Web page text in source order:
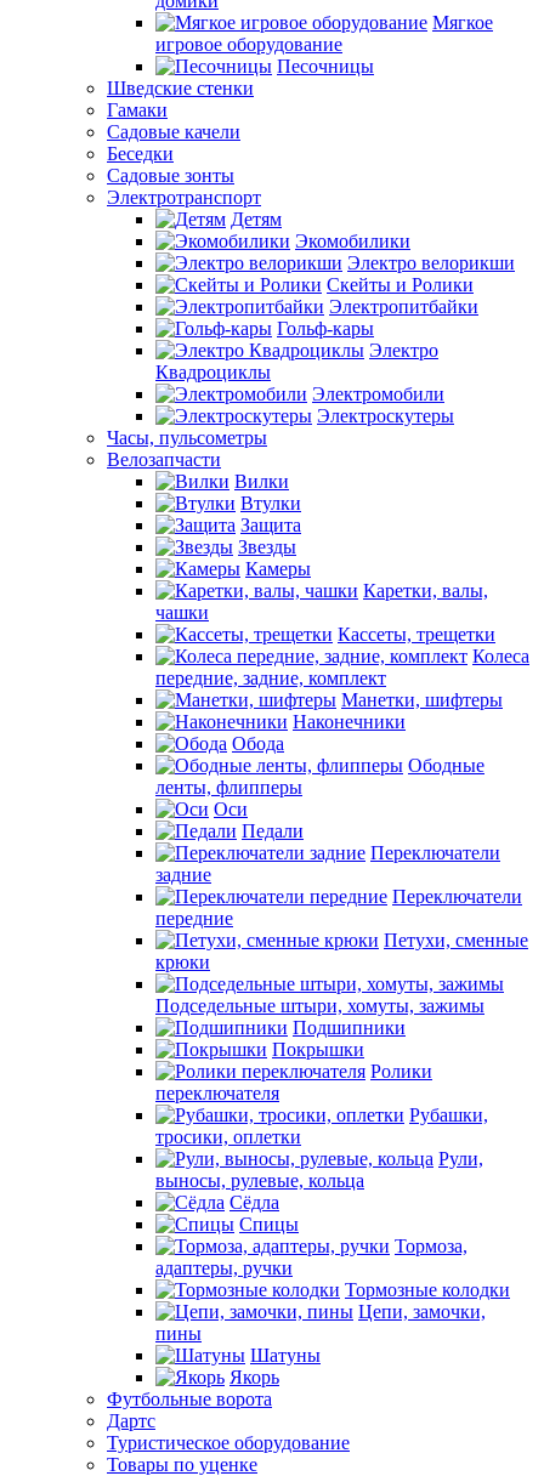
Мягкое
игровое оборудование
Песочницы
Шведские стенки
Гамаки
Садовые качели
Беседки
Садовые зонты
Электротранспорт
Детям
Экомобилики
Электро велорикши
Скейты и Ролики
Электропитбайки
Гольф-кары
Электро
Квадроциклы
Электромобили
Электроскутеры
Часы, пульсометры
Велозапчасти
Вилки
Втулки
Защита
Звезды
Камеры
Каретки, валы,
чашки
Кассеты, трещетки
Колеса
передние, задние, комплект
Манетки, шифтеры
Наконечники
Обода
Ободные
ленты, флипперы
Оси
Педали
Переключатели
задние
Переключатели
передние
Петухи, сменные
крюки
Подседельные штыри, хомуты, зажимы
Подшипники
Покрышки
Ролики
переключателя
Рубашки,
тросики, оплетки
Рули,
выносы, рулевые, кольца
Сёдла
Спицы
Тормоза,
адаптеры, ручки
Тормозные колодки
Цепи, замочки,
пины
Шатуны
Якорь
Футбольные ворота
Дартс
Туристическое оборудование
Товары по уценке